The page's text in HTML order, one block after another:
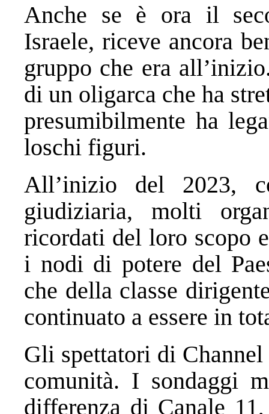
Anche se è ora il
Israele, riceve ancora
gruppo che era
di un oligarca che ha
presumibilmente ha
loschi figuri.
All’inizio del 2023,
giudiziaria, molti
ricordati del loro scopo
i nodi di potere del
che della classe
continuato a essere in
Gli spettatori di
comunità. I sondaggi
differenza di Canale